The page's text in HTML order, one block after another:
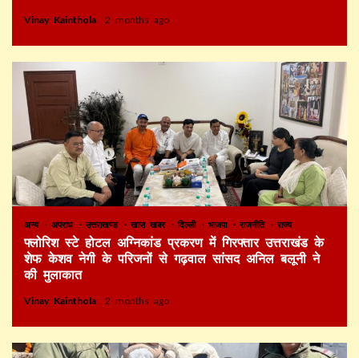
Vinay Kainthola 2 months ago
अन्य अपराध उत्तराखण्ड खास खबर दिल्ली भाजपा राजनीति राज्य
फ्लोरिश स्टे होटल अग्निकांड प्रकरण में गिरफ्तार उत्तराखंड के
शेफ केशव नेगी के परिजनों से गढ़वाल सांसद अनिल बलूनी ने
की मुलाकात
Vinay Kainthola 2 months ago